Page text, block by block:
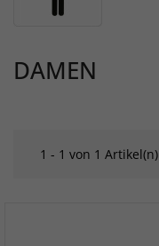
DAMEN
1 - 1 von 1 Artikel(n)